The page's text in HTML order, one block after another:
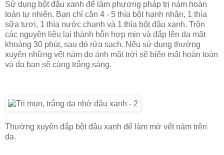
Sử dụng bột đậu xanh để làm phương pháp trị nám hoàn
toàn tự nhiên. Bạn chỉ cần 4 - 5 thìa bột hạnh nhân, 1 thìa
sữa tươi, 1 thìa nước chanh và 1 thìa bột đậu xanh. Trộn
các nguyên liệu lại thành hỗn hợp mịn và đắp lên da mặt
khoảng 30 phút, sau đó rửa sạch. Nếu sử dụng thường
xuyên những vết nám do ánh mặt trời sẽ biến mất hoàn toàn
và da bạn sẽ càng trắng sáng.
Thường xuyên đắp bột đậu xanh để làm mờ vết nám trên
da.